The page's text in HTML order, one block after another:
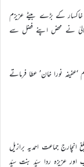
خاکسار کے بڑے بیٹے عزیزم
تعالیٰ نے محض اپنے فضل سے
‘عفیفہ نورا خان’ عطا فرماتے
انچارج جماعت احمدیہ برازیل
اور عزیزہ ردا سیّد بنت سیّد